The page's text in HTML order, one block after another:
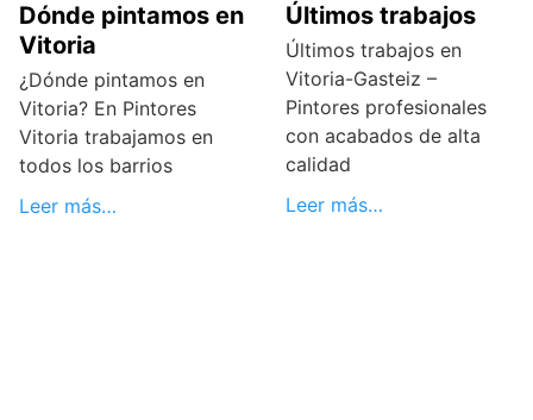
Dónde pintamos en
Vitoria
¿Dónde pintamos en
Vitoria? En Pintores
Vitoria trabajamos en
todos los barrios
Leer más…
Últimos trabajos
Últimos trabajos en
Vitoria-Gasteiz –
Pintores profesionales
con acabados de alta
calidad
Leer más…